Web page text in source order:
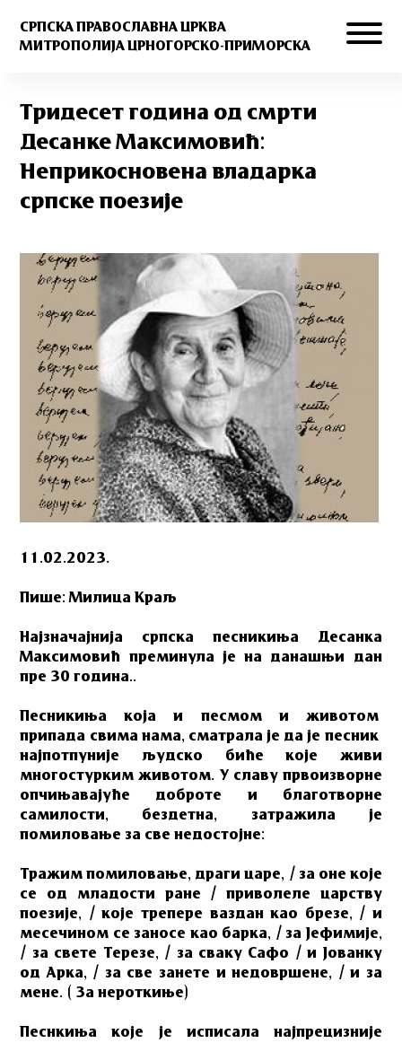
СРПСКА ПРАВОСЛАВНА ЦРКВА
МИТРОПОЛИЈА ЦРНОГОРСКО-ПРИМОРСКА
Тридесет година од смрти
Десанке Максимовић:
Неприкосновена владарка
српске поезије
11.02.2023.
Пише: Милица Краљ
Најзначајнија српска песникиња Десанка
Mаксимовић преминула је на данашњи дан
пре 30 година..
Песникиња која и песмом и животoм
припада свима нама, сматрала је да је песник
најпотпуније људско биће које живи
многостурким животом. У славу првоизворне
опчињавајуће доброте и благотворне
самилости, бездетна, затражила је
помиловање за све недостојне:
Тражим помиловање, драги царе, / за оне које
се од младости ране / приволеле царству
поезије, / које трепере ваздан као брезе, / и
месечином се заносе као барка, / за Јефимије,
/ за свете Терезе, / за сваку Сафо / и Јованку
од Арка, / за све занете и недовршене, / и за
мене. ( За нероткиње)
Песнкиња које је исписала најпрецизније